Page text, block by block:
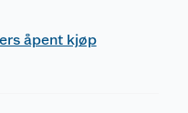
åpent kjøp